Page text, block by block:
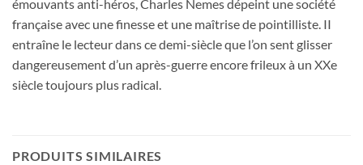
émouvants anti-héros, Charles Nemes dépeint une société
française avec une finesse et une maîtrise de pointilliste. II
entraîne le lecteur dans ce demi-siècle que l’on sent glisser
dangereusement d’un après-guerre encore frileux à un XXe
siècle toujours plus radical.
PRODUITS SIMILAIRES